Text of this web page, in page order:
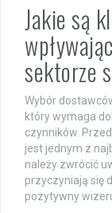
Jakie są
sektorze
Wybór
który wymaga
czynników.
jest jednym z
należy zwrócić
przyczyniają się
pozytywny